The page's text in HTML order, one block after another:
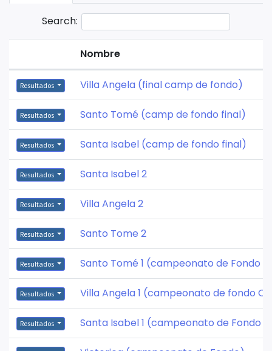
Search:
Nombre
Resultados Villa Angela (final camp de fondo)
Resultados Santo Tomé (camp de fondo final)
Resultados Santa Isabel (camp de fondo final)
Resultados Santa Isabel 2
Resultados Villa Angela 2
Resultados Santo Tome 2
Resultados Santo Tomé 1 (campeonato de Fondo
Resultados Villa Angela 1 (campeonato de fondo
Resultados Santa Isabel 1 (campeonato de Fondo